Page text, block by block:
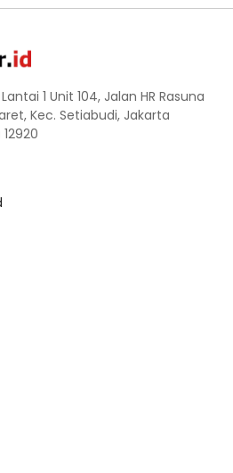
1 Unit 104, Jalan HR Rasuna
Kec. Setiabudi, Jakarta